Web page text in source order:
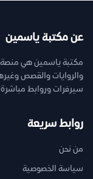
عن مكتبة ياسمين
مكتبة ياسمين هي منصة
سيرفرات وروابط مباشرة
روابط سريعة
من نحن
سياسة الخصوصية